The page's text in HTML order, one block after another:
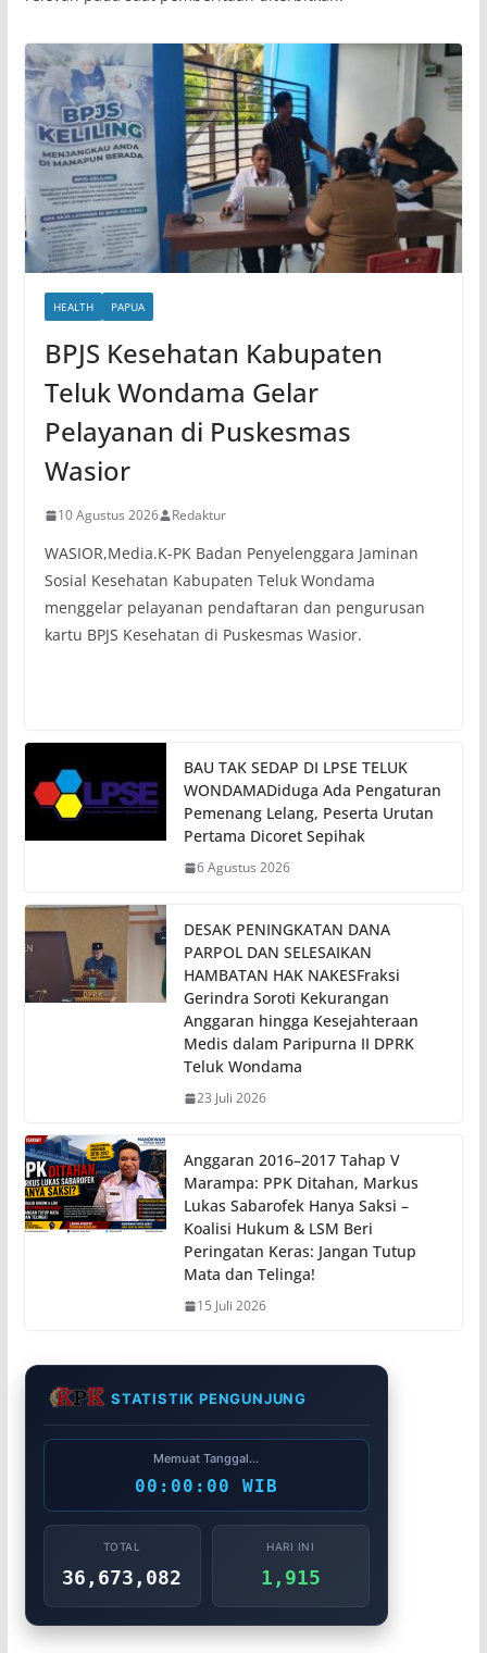
HEALTH PAPUA
BPJS Kesehatan Kabupaten
Teluk Wondama Gelar
Pelayanan di Puskesmas
Wasior
10 Agustus 2026 Redaktur
WASIOR,Media.K-PK Badan Penyelenggara Jaminan
Sosial Kesehatan Kabupaten Teluk Wondama
menggelar pelayanan pendaftaran dan pengurusan
kartu BPJS Kesehatan di Puskesmas Wasior.
BAU TAK SEDAP DI LPSE TELUK
WONDAMADiduga Ada Pengaturan
Pemenang Lelang, Peserta Urutan
Pertama Dicoret Sepihak
6 Agustus 2026
DESAK PENINGKATAN DANA
PARPOL DAN SELESAIKAN
HAMBATAN HAK NAKESFraksi
Gerindra Soroti Kekurangan
Anggaran hingga Kesejahteraan
Medis dalam Paripurna II DPRK
Teluk Wondama
23 Juli 2026
Anggaran 2016–2017 Tahap V
Marampa: PPK Ditahan, Markus
Lukas Sabarofek Hanya Saksi –
Koalisi Hukum & LSM Beri
Peringatan Keras: Jangan Tutup
Mata dan Telinga!
15 Juli 2026
STATISTIK PENGUNJUNG
Memuat Tanggal...
00:00:00 WIB
TOTAL
36,673,082
HARI INI
1,915